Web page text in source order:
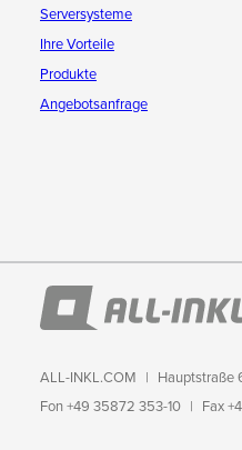
Serversysteme
Ihre Vorteile
Produkte
Angebotsanfrage
ALL-INKL.COM Hauptstraße
Fon +49 35872 353-10
Fax